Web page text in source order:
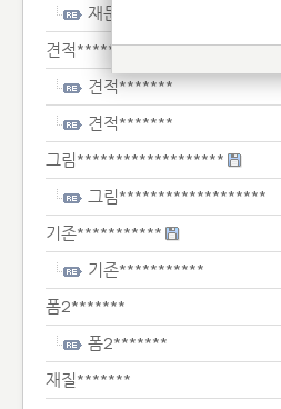
재문******
견적*******
견적*******
견적*******
그림*******************
그림*******************
기존***********
기존***********
폼2*******
폼2*******
재질*******